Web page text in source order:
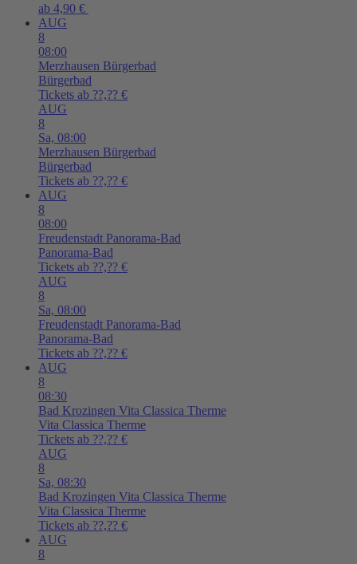
ab 4,90 €
AUG
8
08:00
Merzhausen Bürgerbad
Bürgerbad
Tickets ab ??,?? €
AUG
8
Sa, 08:00
Merzhausen Bürgerbad
Bürgerbad
Tickets ab ??,?? €
AUG
8
08:00
Freudenstadt Panorama-Bad
Panorama-Bad
Tickets ab ??,?? €
AUG
8
Sa, 08:00
Freudenstadt Panorama-Bad
Panorama-Bad
Tickets ab ??,?? €
AUG
8
08:30
Bad Krozingen Vita Classica Therme
Vita Classica Therme
Tickets ab ??,?? €
AUG
8
Sa, 08:30
Bad Krozingen Vita Classica Therme
Vita Classica Therme
Tickets ab ??,?? €
AUG
8